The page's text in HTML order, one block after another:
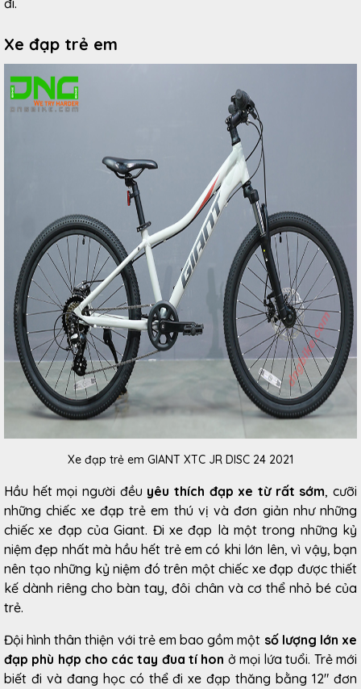
đi.
Xe đạp trẻ em
Xe đạp trẻ em GIANT XTC JR DISC 24 2021
Hầu hết mọi người đều yêu thích đạp xe từ rất sớm, cưỡi
những chiếc xe đạp trẻ em thú vị và đơn giản như những
chiếc xe đạp của Giant. Đi xe đạp là một trong những kỷ
niệm đẹp nhất mà hầu hết trẻ em có khi lớn lên, vì vậy, bạn
nên tạo những kỷ niệm đó trên một chiếc xe đạp được thiết
kế dành riêng cho bàn tay, đôi chân và cơ thể nhỏ bé của
trẻ.
Đội hình thân thiện với trẻ em bao gồm một số lượng lớn xe
đạp phù hợp cho các tay đua tí hon ở mọi lứa tuổi. Trẻ mới
biết đi và đang học có thể đi xe đạp thăng bằng 12" đơn